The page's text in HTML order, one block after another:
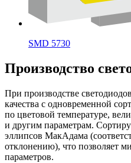
SMD 5730
Производство
При производстве
качества с одновременной
по цветовой температуре,
и другим параметрам.
эллипсов МакАдама
отклонению), что позволяет
параметров.